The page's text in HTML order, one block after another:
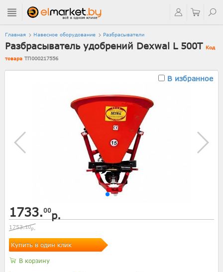
Главная Навесное оборудование Разбрасыватели
Разбрасыватель удобрений Dexwal L 500T Код
товара ТП000217556
В избранное
1733.00р.
1753.10р.
Купить в один клик
В корзину